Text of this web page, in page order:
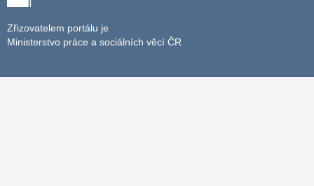
Zřizovatelem portálu je
Ministerstvo práce a sociálních věcí ČR